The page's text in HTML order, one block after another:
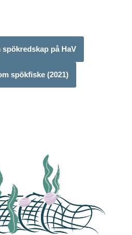
spökredskap på HaV
spökfiske (2021)